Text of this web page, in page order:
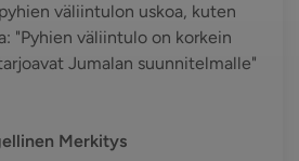
väliintulon uskoa, kuten
"Pyhien väliintulo on korkein
Jumalan suunnitelmalle"
Merkitys